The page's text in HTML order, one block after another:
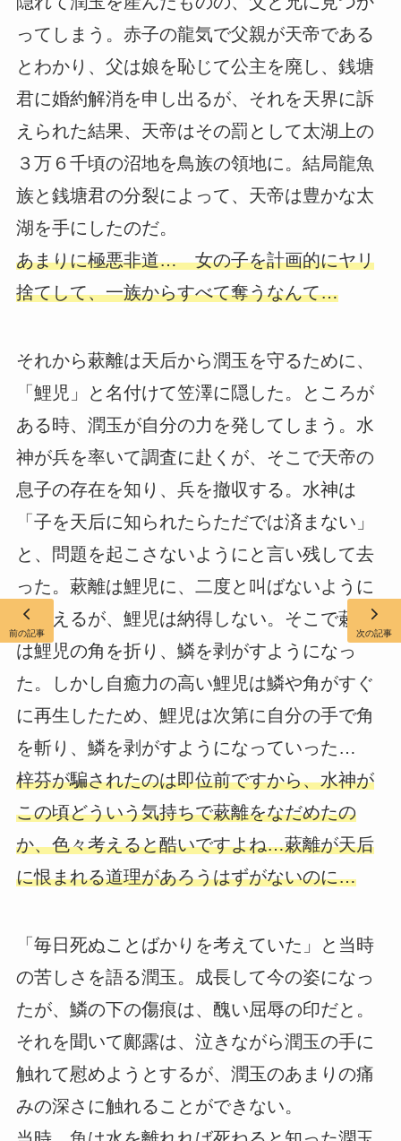
ってしまう。赤子の龍気で父親が天帝である
とわかり、父は娘を恥じて公主を廃し、銭塘
君に婚約解消を申し出るが、それを天界に訴
えられた結果、天帝はその罰として太湖上の
３万６千頃の沼地を鳥族の領地に。結局龍魚
族と銭塘君の分裂によって、天帝は豊かな太
湖を手にしたのだ。
あまりに極悪非道… 女の子を計画的にヤリ
捨てして、一族からすべて奪うなんて…
それから蔌離は天后から潤玉を守るために、
「鯉児」と名付けて笠澤に隠した。ところが
ある時、潤玉が自分の力を発してしまう。水
神が兵を率いて調査に赴くが、そこで天帝の
息子の存在を知り、兵を撤収する。水神は
「子を天后に知られたらただでは済まない」
と、問題を起こさないようにと言い残して去
った。蔌離は鯉児に、二度と叫ばないように
と教えるが、鯉児は納得しない。そこで蔌離
は鯉児の角を折り、鱗を剥がすようになっ
た。しかし自癒力の高い鯉児は鱗や角がすぐ
に再生したため、鯉児は次第に自分の手で角
を斬り、鱗を剥がすようになっていった…
梓芬が騙されたのは即位前ですから、水神が
この頃どういう気持ちで蔌離をなだめたの
か、色々考えると酷いですよね…蔌離が天后
に恨まれる道理があろうはずがないのに…
「毎日死ぬことばかりを考えていた」と当時
の苦しさを語る潤玉。成長して今の姿になっ
たが、鱗の下の傷痕は、醜い屈辱の印だと。
それを聞いて鄺露は、泣きながら潤玉の手に
触れて慰めようとするが、潤玉のあまりの痛
みの深さに触れることができない。
前の記事 次の記事